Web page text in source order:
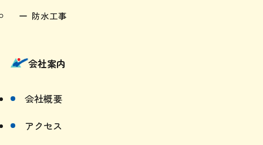
防水工事
会社案内
会社概要
アクセス